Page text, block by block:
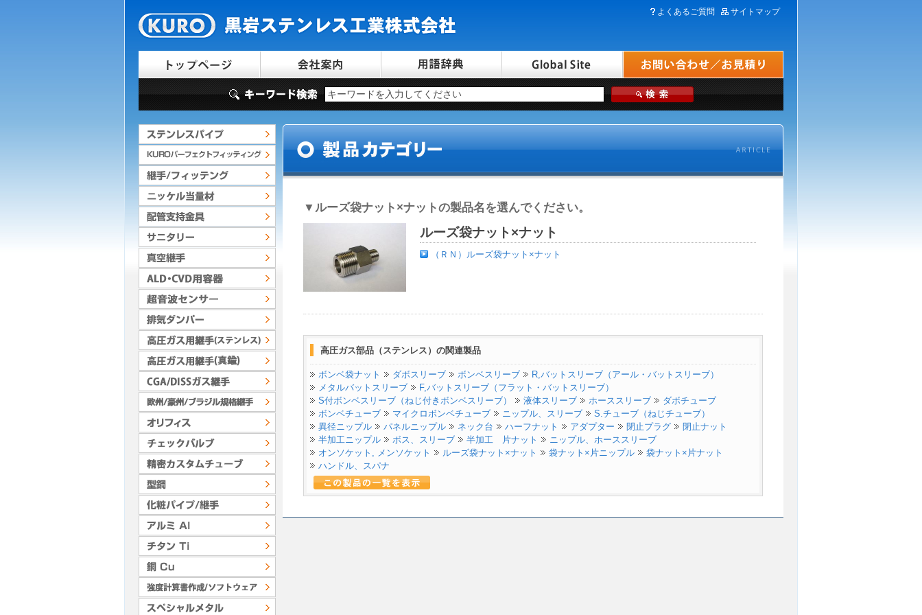
よくあるご質問 サイトマップ
▼ ルーズ袋ナット×ナットの製品名を選んでください。
ルーズ袋ナット×ナット
（ＲＮ）ルーズ袋ナット×ナット
高圧ガス部品（ステンレス）の関連製品
ボンベ袋ナット ダボスリーブ ボンベスリーブ
R,バットスリーブ（アール・バットスリーブ）
メタルバットスリーブ
F,バットスリーブ（フラット・バットスリーブ）
S付ボンベスリーブ（ねじ付きボンベスリーブ）
液体スリーブ ホーススリーブ
ダボチューブ
ボンベチューブ
マイクロボンベチューブ ニップル、スリーブ
S.チューブ（ねじチューブ）
異径ニップル
パネルニップル ネック台 ハーフナット アダプター 閉止プラグ
閉止ナット
半加工ニップル
ボス、スリーブ 半加工 片ナット
ニップル、ホーススリーブ
オンソケット, メンソケット
ルーズ袋ナット×ナット 袋ナット×片ニップル
袋ナット×片ナット
ハンドル、スパナ